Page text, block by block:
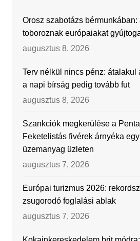
Orosz szabotázs bérmunkában:
toboroznak európaiakat
augusztus 8, 2026
Terv nélkül nincs pénz: átalakul
a napi bírság pedig tovább fut
augusztus 8, 2026
Szankciók megkerülése a
Feketelistás fivérek árnyéka
üzemanyag üzleten
augusztus 7, 2026
Európai turizmus 2026:
zsugorodó foglalási ablak
augusztus 7, 2026